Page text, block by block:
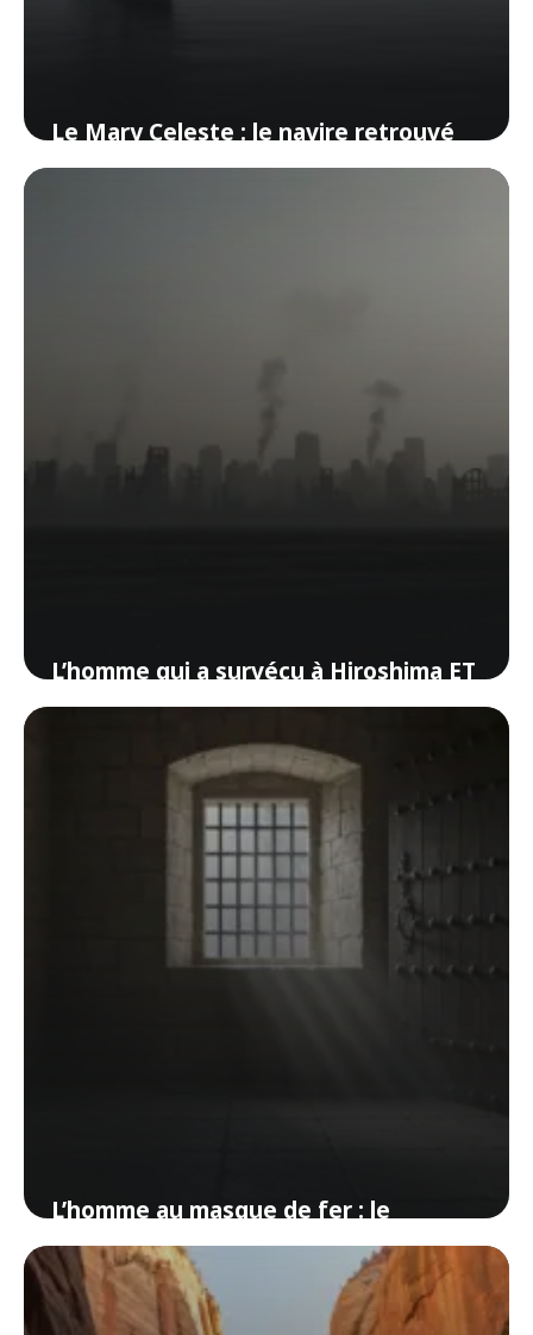
Le Mary Celeste : le navire retrouvé
intact mais sans son équipage
L’homme qui a survécu à Hiroshima ET
à Nagasaki
L’homme au masque de fer : le
prisonnier dont personne ne devait
voir le visage
5 juin 2026